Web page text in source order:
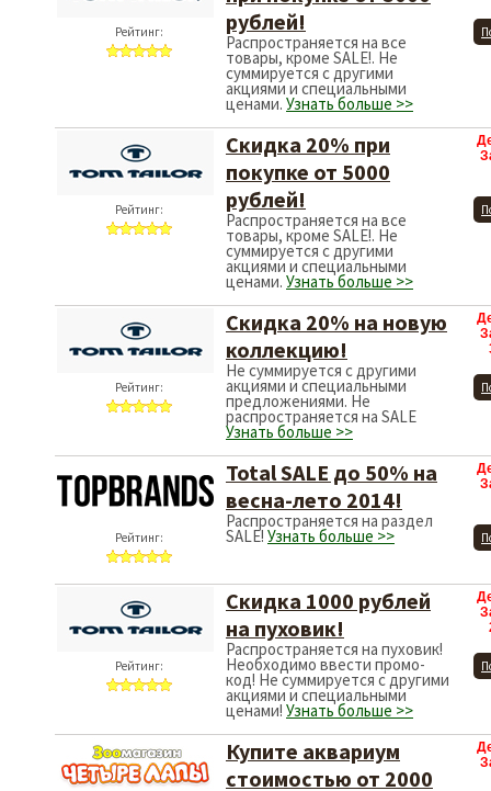
Рейтинг:
рублей!
Распространяется на все
товары, кроме SALE!. Не
суммируется с другими
акциями и специальными
ценами. Узнать больше >>
Рейтинг:
Скидка 20% при
покупке от 5000
рублей!
Распространяется на все
товары, кроме SALE!. Не
суммируется с другими
акциями и специальными
ценами. Узнать больше >>
Рейтинг:
Скидка 20% на новую
коллекцию!
Не суммируется с другими
акциями и специальными
предложениями. Не
распространяется на SALE
Узнать больше >>
Рейтинг:
Total SALE до 50% на
весна-лето 2014!
Распространяется на раздел
SALE! Узнать больше >>
Рейтинг:
Скидка 1000 рублей
на пуховик!
Распространяется на пуховик!
Необходимо ввести промо-
код! Не суммируется с другими
акциями и специальными
ценами! Узнать больше >>
Купите аквариум
стоимостью от 2000